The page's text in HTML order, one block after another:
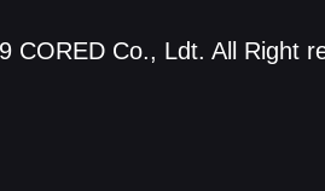
CORED Co., Ldt. All Right